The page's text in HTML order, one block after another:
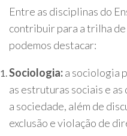
Entre as disciplinas do
contribuir para a trilha
podemos destacar:
Sociologia:a sociologia
as estruturas sociais e
a sociedade, além de
exclusão e violação de